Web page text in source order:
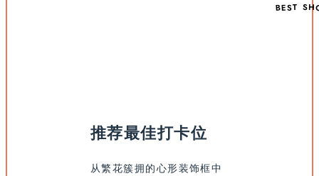
BEST
推荐最佳打卡位
从繁花簇拥的心形装饰框中